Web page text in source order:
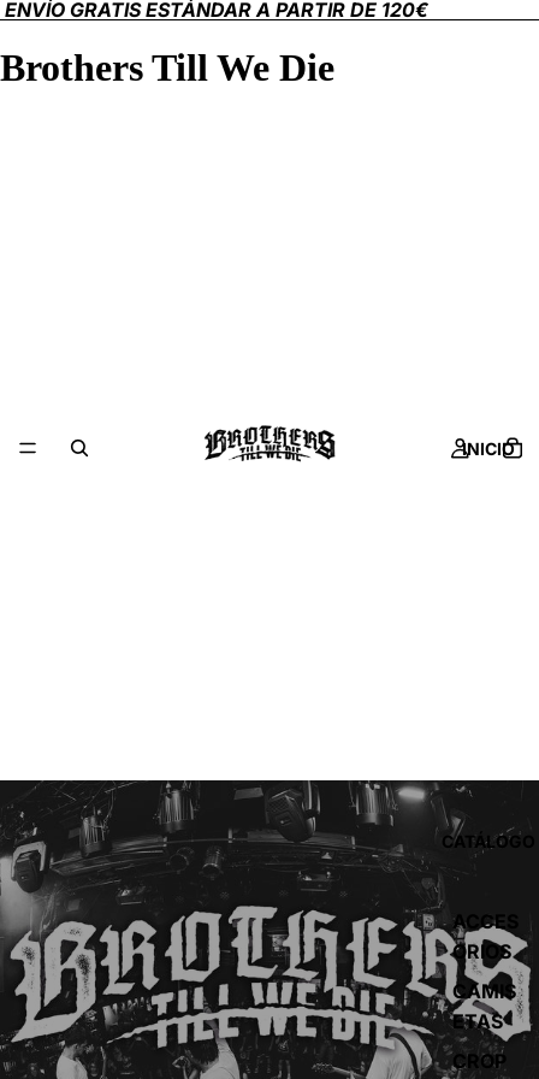
ENVÍO GRATIS ESTÁNDAR A PARTIR DE 120€
Brothers Till We Die
INICIO
CATÁLOGO
ACCES
ORIOS
CAMIS
ETAS
CROP